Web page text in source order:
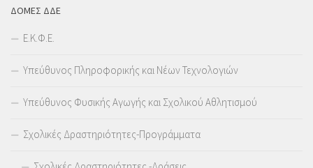
ΔΟΜΕΣ ΔΔΕ
Ε.Κ.Φ.Ε.
Υπεύθυνος Πληροφορικής και Νέων Τεχνολογιών
Υπεύθυνος Φυσικής Αγωγής και Σχολικού Αθλητισμού
Σχολικές Δραστηριότητες-Προγράμματα